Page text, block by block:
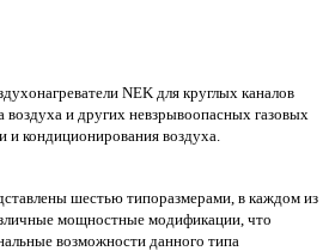
NEK для круглых каналов
воздуха и других невзрывоопасных газовых
и кондиционирования воздуха.
шестью типоразмерами, в каждом из
мощностные модификации, что
возможности данного типа